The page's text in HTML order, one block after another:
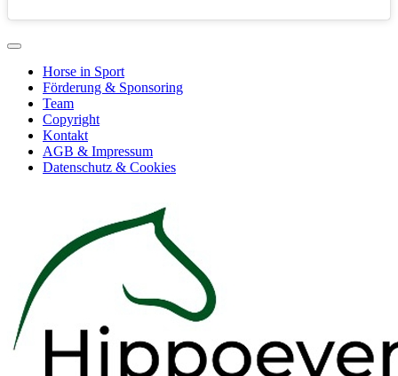
Horse in Sport
Förderung & Sponsoring
Team
Copyright
Kontakt
AGB & Impressum
Datenschutz & Cookies